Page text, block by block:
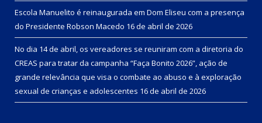
Escola Manuelito é reinaugurada em Dom Eliseu com a presença
do Presidente Robson Macedo 16 de abril de 2026
No dia 14 de abril, os vereadores se reuniram com a diretoria do
CREAS para tratar da campanha “Faça Bonito 2026”, ação de
grande relevância que visa o combate ao abuso e à exploração
sexual de crianças e adolescentes 16 de abril de 2026